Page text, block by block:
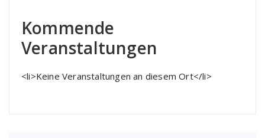
Kommende
Veranstaltungen
<li>Keine Veranstaltungen an diesem Ort</li>